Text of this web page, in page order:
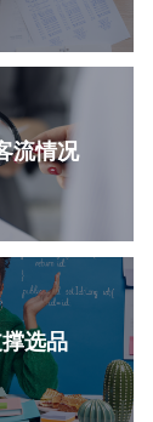
流情况
选品